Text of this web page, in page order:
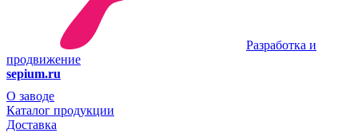
Разработка и
продвижение
sepium.ru
О заводе
Каталог продукции
Доставка